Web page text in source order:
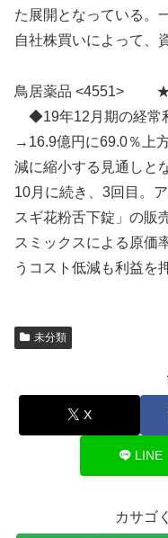
た展開となっている。
自社株買いによって、
鳥居薬品 <4551> ★
◆19年12月期の経常
→16.9億円に69.0％上
減に縮小する見通しと
10月に続き、3回目。
スギ花粉舌下錠」の販
スミックスによる原価
うコスト低減も利益を
未分類
X
LINE
カサゴ